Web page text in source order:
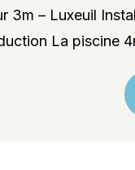
3m – Luxeuil
La piscine